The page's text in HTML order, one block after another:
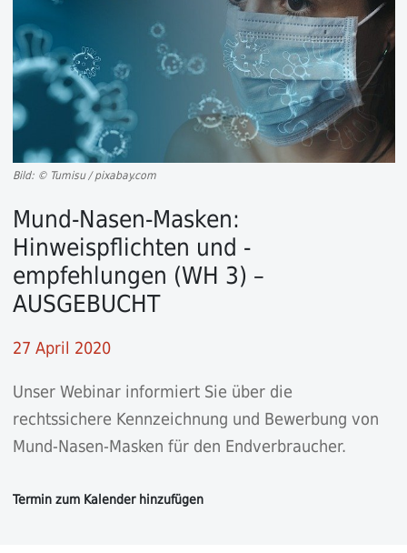
Bild: © Tumisu / pixabay.com
Mund-Nasen-Masken:
Hinweispflichten und -
empfehlungen (WH 3) –
AUSGEBUCHT
27 April 2020
Unser Webinar informiert Sie über die
rechtssichere Kennzeichnung und Bewerbung von
Mund-Nasen-Masken für den Endverbraucher.